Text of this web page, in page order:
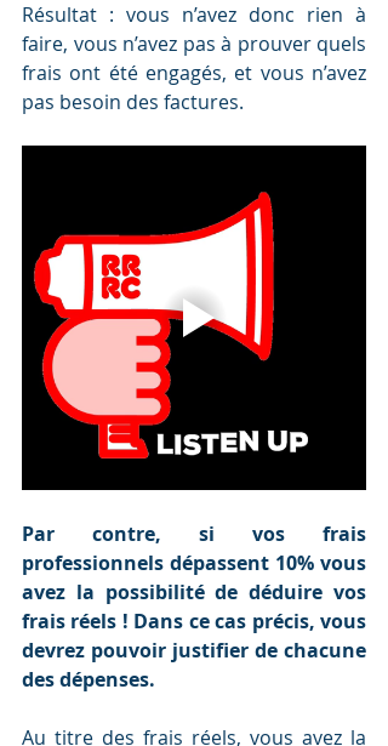
Résultat : vous n’avez donc rien à
faire, vous n’avez pas à prouver quels
frais ont été engagés, et vous n’avez
pas besoin des factures.
Par contre, si vos frais
professionnels dépassent 10% vous
avez la possibilité de déduire vos
frais réels ! Dans ce cas précis, vous
devrez pouvoir justifier de chacune
des dépenses.
Au titre des frais réels, vous avez la